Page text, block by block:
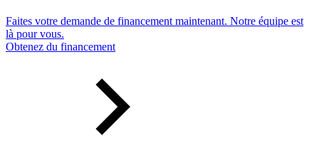
Faites votre demande de financement maintenant. Notre équipe est
là pour vous.
Obtenez du financement